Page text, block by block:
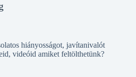
hiányosságot, javítanivalót
videóid amiket feltölthetünk?